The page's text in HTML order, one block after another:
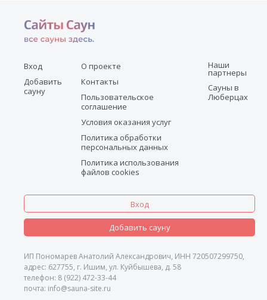
Вход
Добавить
сауну
О проекте
Контакты
Пользовательское
соглашение
Условия оказания услуг
Политика обработки
персональных данных
Политика использования
файлов cookies
Наши
партнеры
Сауны в
Люберцах
Вход
Добавить сауну
ИП Пономарев Анатолий Александрович, ИНН 720507299750,
адрес: 627755, г. Ишим, ул. Куйбышева, д. 58
телефон: 8 (922) 472-33-44
почта: info@sauna-site.ru